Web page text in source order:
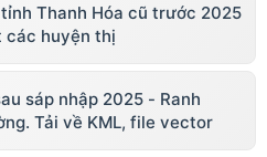
Thanh Hóa cũ trước 2025
huyện thị
sáp nhập 2025 - Ranh
Tải về KML, file vector